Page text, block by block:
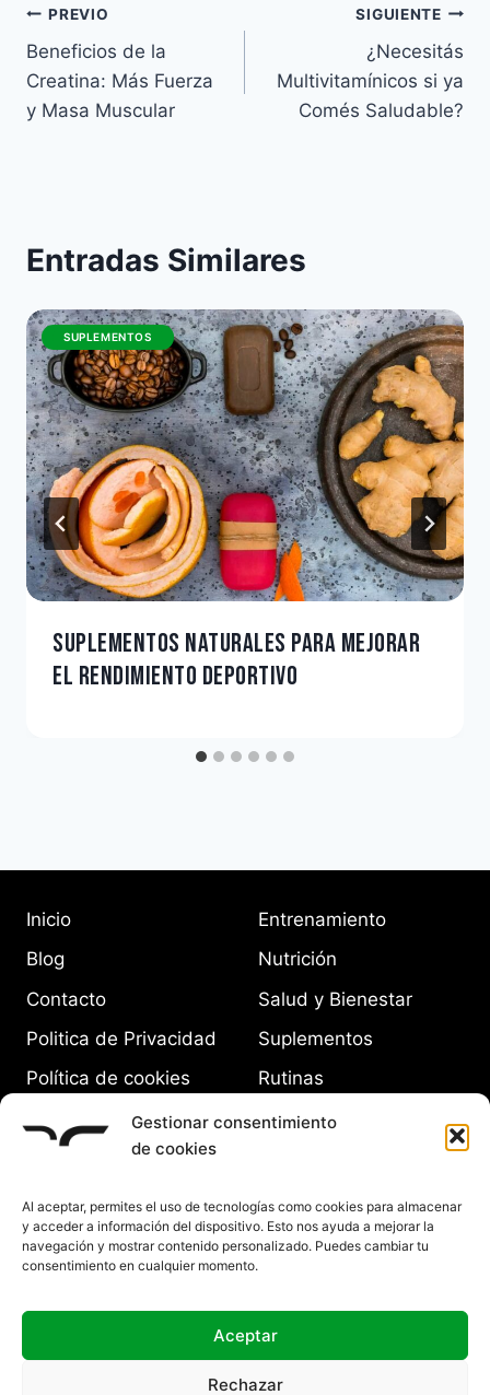
Gestionar consentimiento
de cookies
Al aceptar, permites el uso de tecnologías como cookies para almacenar
y acceder a información del dispositivo. Esto nos ayuda a mejorar la
navegación y mostrar contenido personalizado. Puedes cambiar tu
consentimiento en cualquier momento.
Aceptar
Rechazar
Navegación
de
entradas
PREVIO
Beneficios de la
Creatina: Más Fuerza
y Masa Muscular
SIGUIENTE
¿Necesitás
Multivitamínicos si ya
Comés Saludable?
Entradas Similares
SUPLEMENTOS
SUPLEMENTOS NATURALES PARA MEJORAR
EL RENDIMIENTO DEPORTIVO
Inicio
Blog
Contacto
Politica de Privacidad
Política de cookies
Entrenamiento
Nutrición
Salud y Bienestar
Suplementos
Rutinas
Equipamiento